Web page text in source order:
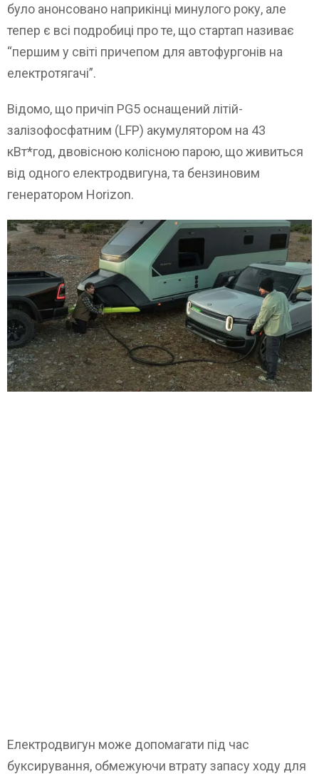
було анонсовано наприкінці минулого року, але
тепер є всі подробиці про те, що стартап називає
“першим у світі причепом для автофургонів на
електротягачі”.
Відомо, що причіп PG5 оснащений літій-
залізофосфатним (LFP) акумулятором на 43
кВт*год, двовісною колісною парою, що живиться
від одного електродвигуна, та бензиновим
генератором Horizon.
Електродвигун може допомагати під час
буксирування, обмежуючи втрату запасу ходу для